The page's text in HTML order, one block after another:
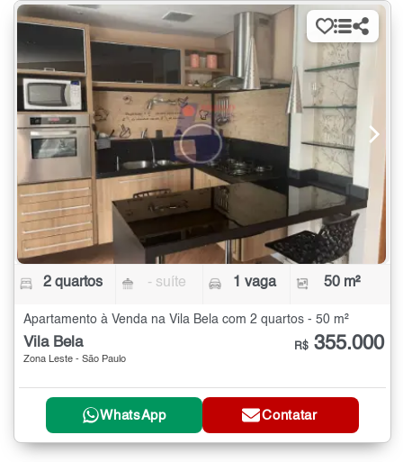
2 quartos - suíte 1 vaga 50 m²
Apartamento à Venda na Vila Bela com 2 quartos - 50 m²
Vila Bela
Zona Leste - São Paulo
R$ 355.000
WhatsApp Contatar